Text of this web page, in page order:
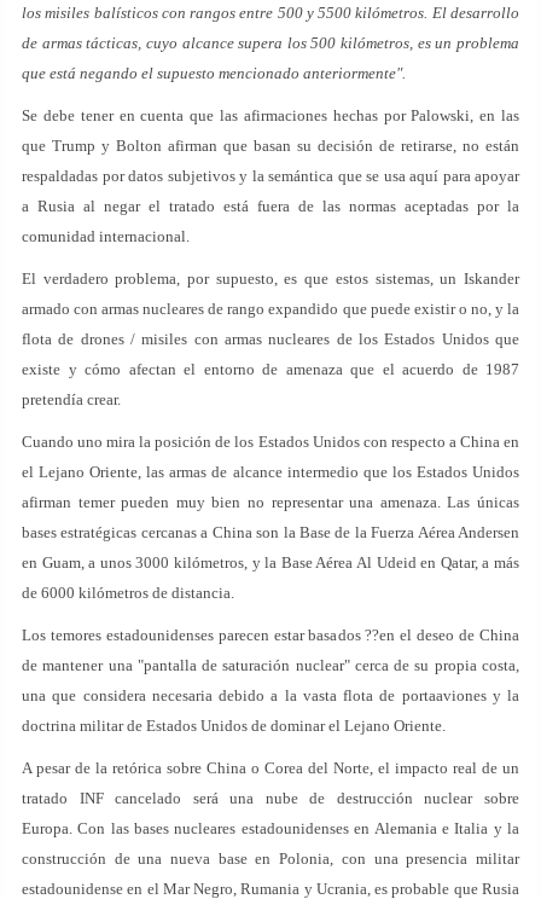
los misiles balísticos con rangos entre 500 y 5500 kilómetros. El desarrollo
de armas tácticas, cuyo alcance supera los 500 kilómetros, es un problema
que está negando el supuesto mencionado anteriormente".
Se debe tener en cuenta que las afirmaciones hechas por Palowski, en las
que Trump y Bolton afirman que basan su decisión de retirarse, no están
respaldadas por datos subjetivos y la semántica que se usa aquí para apoyar
a Rusia al negar el tratado está fuera de las normas aceptadas por la
comunidad internacional.
El verdadero problema, por supuesto, es que estos sistemas, un Iskander
armado con armas nucleares de rango expandido que puede existir o no, y la
flota de drones / misiles con armas nucleares de los Estados Unidos que
existe y cómo afectan el entorno de amenaza que el acuerdo de 1987
pretendía crear.
Cuando uno mira la posición de los Estados Unidos con respecto a China en
el Lejano Oriente, las armas de alcance intermedio que los Estados Unidos
afirman temer pueden muy bien no representar una amenaza. Las únicas
bases estratégicas cercanas a China son la Base de la Fuerza Aérea Andersen
en Guam, a unos 3000 kilómetros, y la Base Aérea Al Udeid en Qatar, a más
de 6000 kilómetros de distancia.
Los temores estadounidenses parecen estar basados ??en el deseo de China
de mantener una "pantalla de saturación nuclear" cerca de su propia costa,
una que considera necesaria debido a la vasta flota de portaaviones y la
doctrina militar de Estados Unidos de dominar el Lejano Oriente.
A pesar de la retórica sobre China o Corea del Norte, el impacto real de un
tratado INF cancelado será una nube de destrucción nuclear sobre
Europa. Con las bases nucleares estadounidenses en Alemania e Italia y la
construcción de una nueva base en Polonia, con una presencia militar
estadounidense en el Mar Negro, Rumania y Ucrania, es probable que Rusia